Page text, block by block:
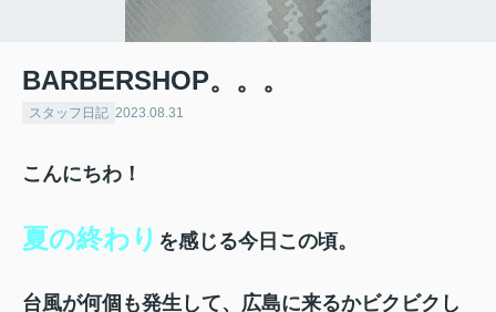
BARBERSHOP。。。
スタッフ日記 2023.08.31
こんにちわ！
夏の終わり を感じる今日この頃。
台風が何個も発生して、広島に来るかビクビクし